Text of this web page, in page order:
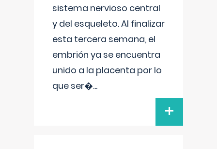
sistema nervioso central
y del esqueleto. Al finalizar
esta tercera semana, el
embrión ya se encuentra
unido a la placenta por lo
que ser�...
+